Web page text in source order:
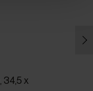
34,5 x